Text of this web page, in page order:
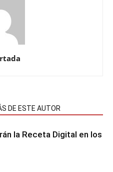
DE ESTE AUTOR
la Receta Digital en los